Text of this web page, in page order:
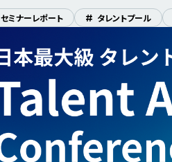
セミナーレポート # タレントプール